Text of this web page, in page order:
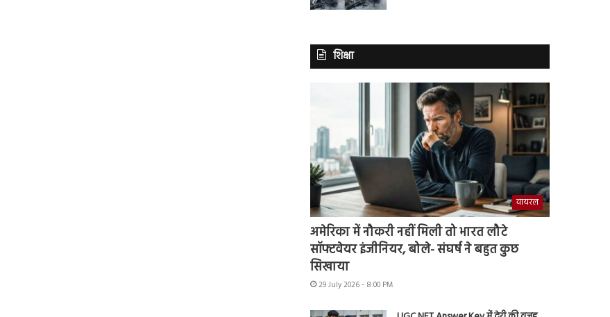
शिक्षा
वायरल
अमेरिका में नौकरी नहीं मिली तो भारत लौटे
सॉफ्टवेयर इंजीनियर, बोले- संघर्ष ने बहुत कुछ
सिखाया
29 July 2026 - 8:00 PM